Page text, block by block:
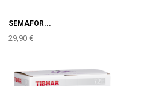
SEMAFOR...
29,90 €